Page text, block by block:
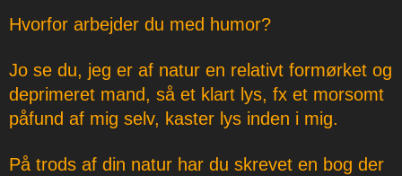
Hvorfor arbejder du med humor?
Jo se du, jeg er af natur en relativt formørket og
deprimeret mand, så et klart lys, fx et morsomt
påfund af mig selv, kaster lys inden i mig.
På trods af din natur har du skrevet en bog der